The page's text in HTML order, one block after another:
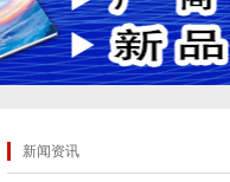
新闻资讯